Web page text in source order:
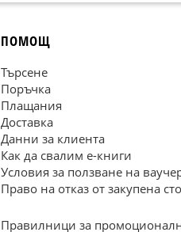
ПОМОЩ
Търсене
Поръчка
Плащания
Доставка
Данни за клиента
Как да свалим е-книги
Условия за ползване на
Право на отказ от закупена
Правилници за